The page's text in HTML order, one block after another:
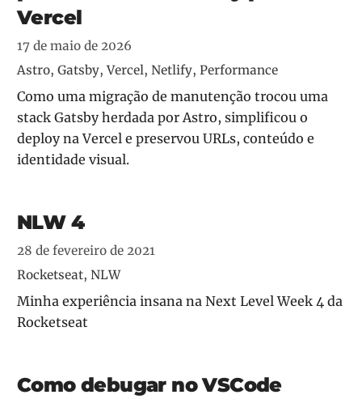
Vercel
17 de maio de 2026
Astro, Gatsby, Vercel, Netlify, Performance
Como uma migração de manutenção trocou uma
stack Gatsby herdada por Astro, simplificou o
deploy na Vercel e preservou URLs, conteúdo e
identidade visual.
NLW 4
28 de fevereiro de 2021
Rocketseat, NLW
Minha experiência insana na Next Level Week 4 da
Rocketseat
Como debugar no VSCode